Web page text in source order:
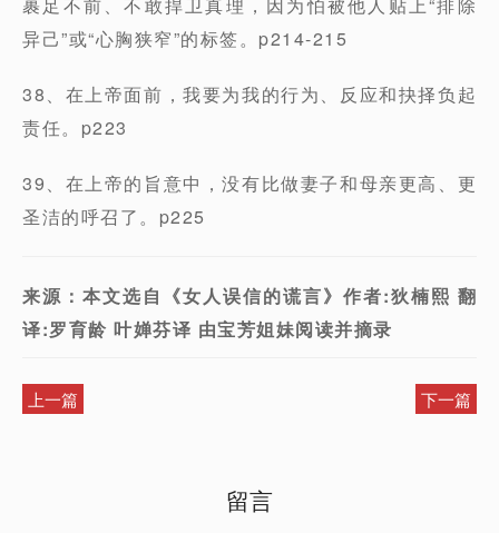
异己”或“心胸狭窄”的标签。p214-215
38、在上帝面前，我要为我的行为、反应和抉择负起
责任。p223
39、在上帝的旨意中，没有比做妻子和母亲更高、更
圣洁的呼召了。p225
来源：本文选自《女人误信的谎言》作者:狄楠熙 翻
译:罗育龄 叶婵芬译 由宝芳姐妹阅读并摘录
上一篇 下一篇
留言